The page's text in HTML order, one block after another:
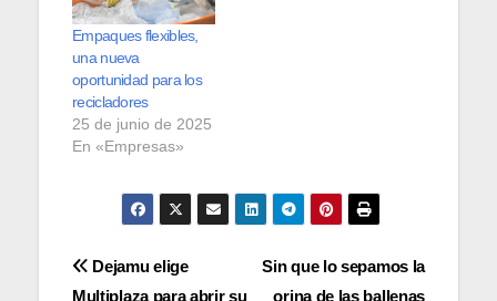
Empaques flexibles,
una nueva
oportunidad para los
recicladores
25 de junio de 2025
En «Empresas»
NavegaciónSin que lo sepamos la
orina de las ballenas
Dejamu elige
Multiplaza para abrir su